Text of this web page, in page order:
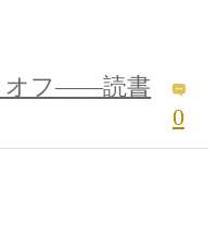
オフ――読書
0